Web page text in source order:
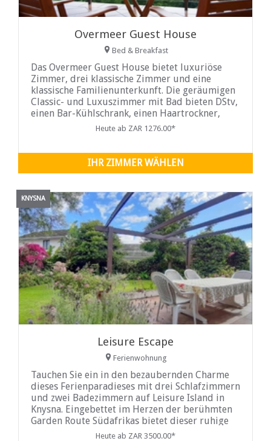
Overmeer Guest House
Bed & Breakfast
Das Overmeer Guest House bietet luxuriöse
Zimmer, drei klassische Zimmer und eine
klassische Familienunterkunft. Die geräumigen
Classic- und Luxuszimmer mit Bad bieten DStv,
einen Bar-Kühlschrank, einen Haartrockner,
Bettwäsche aus reiner Baumwolle, einen Safe,
Heute ab ZAR 1276.00*
IHR ZIMMER WÄHLEN
KNYSNA
Leisure Escape
Ferienwohnung
Tauchen Sie ein in den bezaubernden Charme
dieses Ferienparadieses mit drei Schlafzimmern
und zwei Badezimmern auf Leisure Island in
Knysna. Eingebettet im Herzen der berühmten
Garden Route Südafrikas bietet dieser ruhige
Rückzugsort die perfekte Mischung aus
Heute ab ZAR 3500.00*